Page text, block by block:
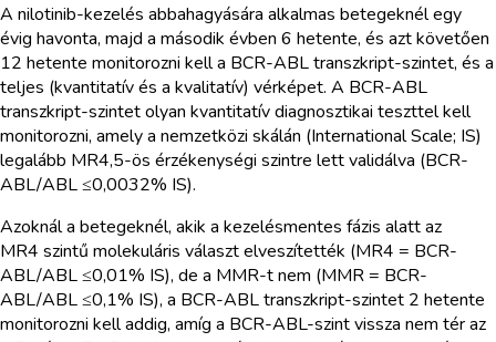
A nilotinib-kezelés abbahagyására alkalmas betegeknél egy
évig havonta, majd a második évben 6 hetente, és azt követően
12 hetente monitorozni kell a BCR-ABL transzkript-szintet, és a
teljes (kvantitatív és a kvalitatív) vérképet. A BCR-ABL
transzkript-szintet olyan kvantitatív diagnosztikai teszttel kell
monitorozni, amely a nemzetközi skálán (International Scale; IS)
legalább MR4,5-ös érzékenységi szintre lett validálva (BCR-
ABL/ABL ≤0,0032% IS).
Azoknál a betegeknél, akik a kezelésmentes fázis alatt az
MR4 szintű molekuláris választ elveszítették (MR4 = BCR-
ABL/ABL ≤0,01% IS), de a MMR-t nem (MMR = BCR-
ABL/ABL ≤0,1% IS), a BCR-ABL transzkript-szintet 2 hetente
monitorozni kell addig, amíg a BCR-ABL-szint vissza nem tér az